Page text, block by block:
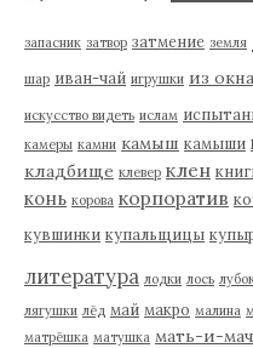
запасник затвор затмение земля
шар иван-чай игрушки из окна
искусство видеть ислам
камеры камни камыш камыши
кладбище клевер клен
конь корова корпоратив
кувшинки купальщицы
литература лодки лось
лягушки лёд май макро малина
матрёшка матушка мать-и-